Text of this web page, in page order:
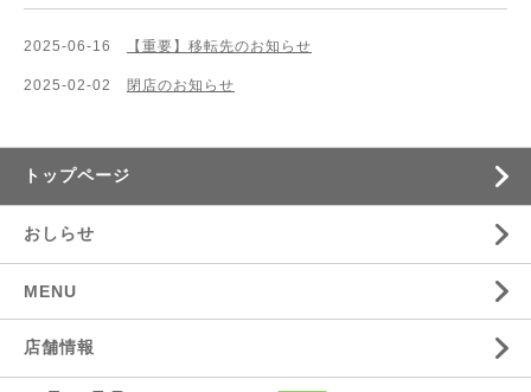
2025-06-16 【重要】移転先のお知らせ
2025-02-02 閉店のお知らせ
トップページ
おしらせ
MENU
店舗情報